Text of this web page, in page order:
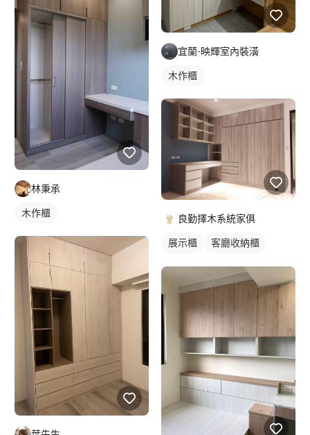
林秉承
木作櫃
宜蘭-映輝室內裝潢
木作櫃
良勤擇木系統家俱
展示櫃
客廳收納櫃